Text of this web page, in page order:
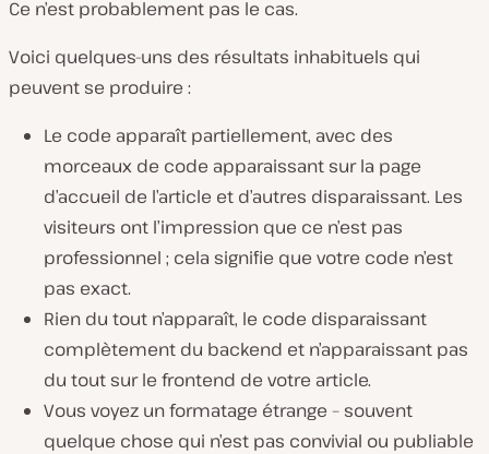
Ce n’est probablement pas le cas.
Voici quelques-uns des résultats inhabituels qui
peuvent se produire :
Le code apparaît partiellement, avec des
morceaux de code apparaissant sur la page
d’accueil de l’article et d’autres disparaissant. Les
visiteurs ont l’impression que ce n’est pas
professionnel ; cela signifie que votre code n’est
pas exact.
Rien du tout n’apparaît, le code disparaissant
complètement du backend et n’apparaissant pas
du tout sur le frontend de votre article.
Vous voyez un formatage étrange – souvent
quelque chose qui n’est pas convivial ou publiable